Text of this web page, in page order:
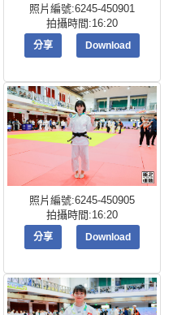
照片編號:6245-450901
拍攝時間:16:20
分享 Download
照片編號:6245-450905
拍攝時間:16:20
分享 Download